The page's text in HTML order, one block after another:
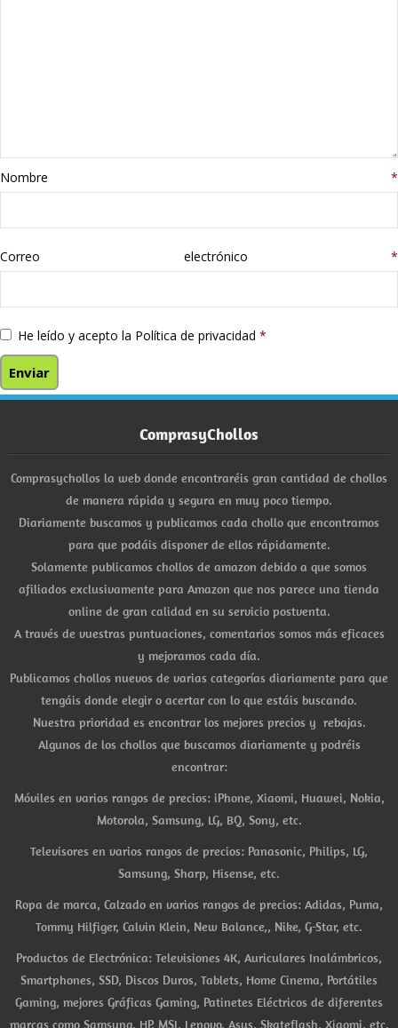
libros
Nombre *
Correo electrónico *
He leído y acepto la Política de privacidad *
ComprasyChollos
Comprasychollos la web donde encontraréis gran cantidad de chollos
de manera rápida y segura en muy poco tiempo.
Diariamente buscamos y publicamos cada chollo que encontramos
para que podáis disponer de ellos rápidamente.
Solamente publicamos chollos de amazon debido a que somos
afiliados exclusivamente para Amazon que nos parece una tienda
online de gran calidad en su servicio postventa.
A través de vuestras puntuaciones, comentarios somos más eficaces
y mejoramos cada día.
Publicamos chollos nuevos de varias categorías diariamente para que
tengáis donde elegir o acertar con lo que estáis buscando.
Nuestra prioridad es encontrar los mejores precios y rebajas.
Algunos de los chollos que buscamos diariamente y podréis
encontrar:
Móviles en varios rangos de precios: iPhone, Xiaomi, Huawei, Nokia,
Motorola, Samsung, LG, BQ, Sony, etc.
Televisores en varios rangos de precios: Panasonic, Philips, LG,
Samsung, Sharp, Hisense, etc.
Ropa de marca, Calzado en varios rangos de precios: Adidas, Puma,
Tommy Hilfiger, Calvin Klein, New Balance,, Nike, G-Star, etc.
Productos de Electrónica: Televisiones 4K, Auriculares Inalámbricos,
Smartphones, SSD, Discos Duros, Tablets, Home Cinema, Portátiles
Gaming, mejores Gráficas Gaming, Patinetes Eléctricos de diferentes
marcas como Samsung, HP, MSI, Lenovo, Asus, Skateflash, Xiaomi, etc.